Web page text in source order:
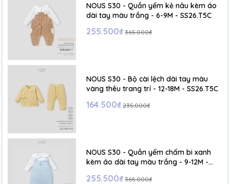
NOUS S30 - Quần yếm kẻ nâu kèm áo
dài tay màu trắng - 6-9M - SS26.T5C
255.500₫ 365.000₫
NOUS S30 - Bộ cài lệch dài tay màu
vàng thêu trang trí - 12-18M - SS26.T5C
164.500₫ 235.000₫
NOUS S30 - Quần yếm chấm bi xanh
kèm áo dài tay màu trắng - 9-12M -
255.500₫ 365.000₫